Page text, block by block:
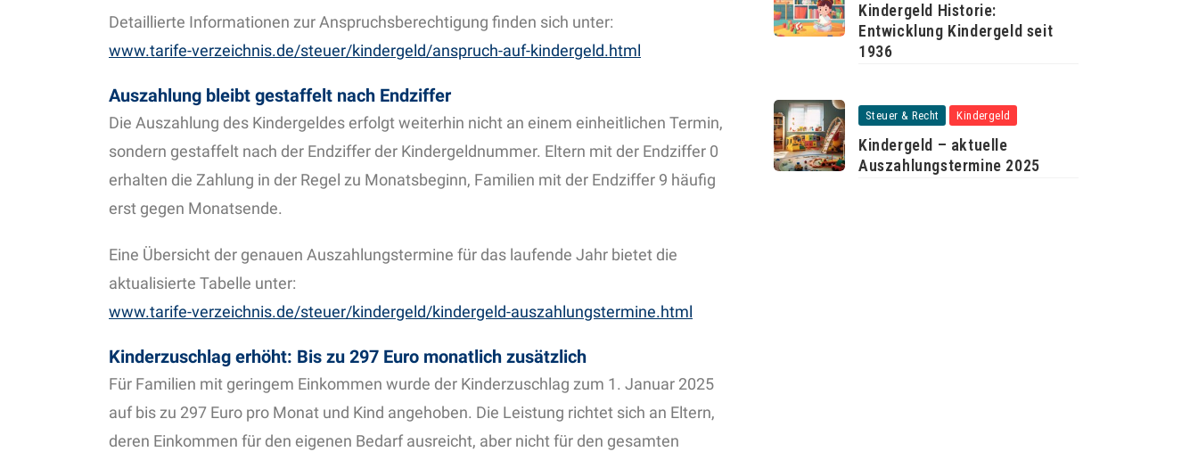
Detaillierte Informationen zur Anspruchsberechtigung finden sich unter:
www.tarife-verzeichnis.de/steuer/kindergeld/anspruch-auf-kindergeld.html
Auszahlung bleibt gestaffelt nach Endziffer
Die Auszahlung des Kindergeldes erfolgt weiterhin nicht an einem einheitlichen Termin,
sondern gestaffelt nach der Endziffer der Kindergeldnummer. Eltern mit der Endziffer 0
erhalten die Zahlung in der Regel zu Monatsbeginn, Familien mit der Endziffer 9 häufig
erst gegen Monatsende.
Eine Übersicht der genauen Auszahlungstermine für das laufende Jahr bietet die
aktualisierte Tabelle unter:
www.tarife-verzeichnis.de/steuer/kindergeld/kindergeld-auszahlungstermine.html
Kinderzuschlag erhöht: Bis zu 297 Euro monatlich zusätzlich
Für Familien mit geringem Einkommen wurde der Kinderzuschlag zum 1. Januar 2025
auf bis zu 297 Euro pro Monat und Kind angehoben. Die Leistung richtet sich an Eltern,
deren Einkommen für den eigenen Bedarf ausreicht, aber nicht für den gesamten
Kindergeld Historie:
Entwicklung Kindergeld seit
1936
Steuer & Recht Kindergeld
Kindergeld – aktuelle
Auszahlungstermine 2025